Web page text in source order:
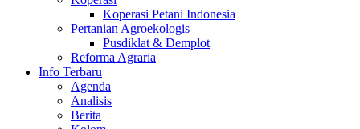
Koperasi Petani Indonesia
Pertanian Agroekologis
Pusdiklat & Demplot
Reforma Agraria
Info Terbaru
Agenda
Analisis
Berita